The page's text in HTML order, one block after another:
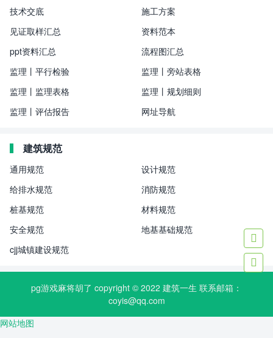
技术交底
施工方案
见证取样汇总
资料范本
ppt资料汇总
流程图汇总
监理丨平行检验
监理丨旁站表格
监理丨监理表格
监理丨规划细则
监理丨评估报告
网址导航
建筑规范
通用规范
设计规范
给排水规范
消防规范
桩基规范
材料规范
安全规范
地基基础规范
cjj城镇建设规范


pg游戏麻将胡了 copyright © 2022 建筑一生 联系邮箱：
coyis@qq.com
网站地图